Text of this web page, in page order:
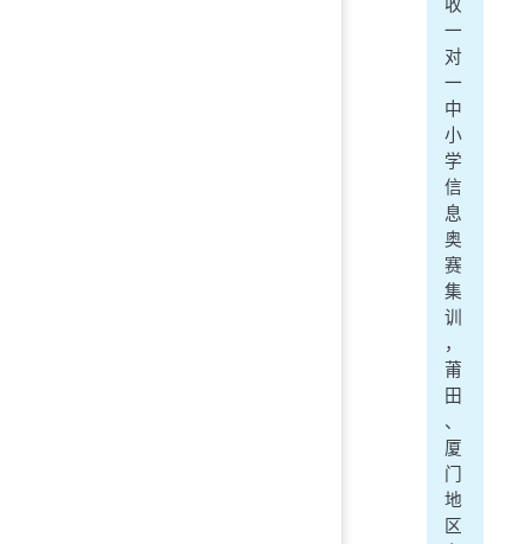
收
一
对
一
中
小
学
信
息
奥
赛
集
训
，
莆
田
、
厦
门
地
区